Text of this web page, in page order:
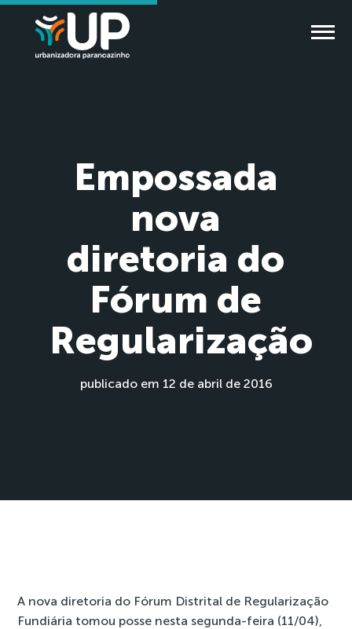
Empossada
nova
diretoria do
Fórum de
Regularização
publicado em 12 de abril de 2016
A nova diretoria do Fórum Distrital de Regularização
Fundiária tomou posse nesta segunda-feira (11/04),